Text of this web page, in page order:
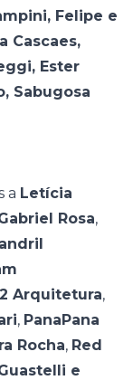
Felipe e
Cascaes,
Ester
Sabugosa
a Letícia
Rosa,
Arquitetura,
, PanaPana
Rocha, Red
e